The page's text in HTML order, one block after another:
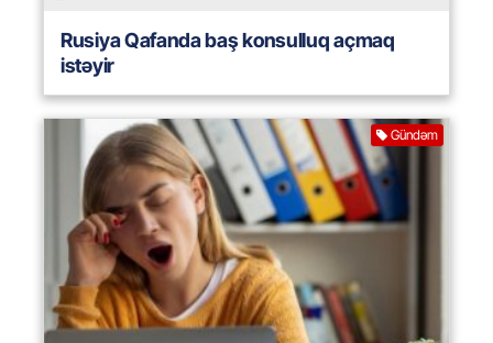
Rusiya Qafanda baş konsulluq açmaq
istəyir
Gündəm